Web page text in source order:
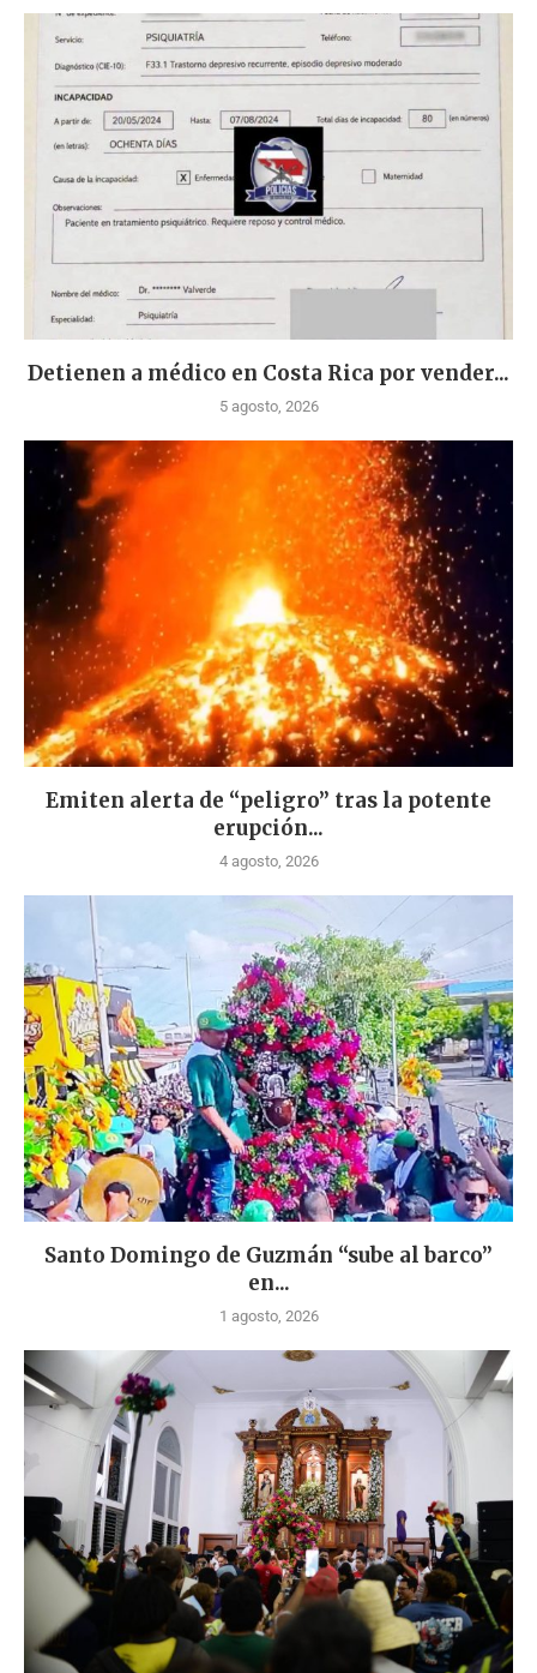
Detienen a médico en Costa Rica por vender...
5 agosto, 2026
Emiten alerta de “peligro” tras la potente
erupción...
4 agosto, 2026
Santo Domingo de Guzmán “sube al barco”
en...
1 agosto, 2026